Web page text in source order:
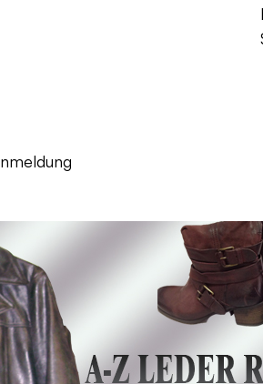
Mo. – Fr. 08:00
Sa. 13:30
Süd/ZH
18 28
für